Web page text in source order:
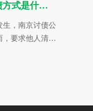
上门如何要账是合法的？合法讨债方式是什么？
生，南京讨债公
，要求他人清偿